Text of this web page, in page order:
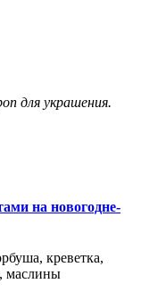
для украшения.
на новогодне-
креветка,
маслины